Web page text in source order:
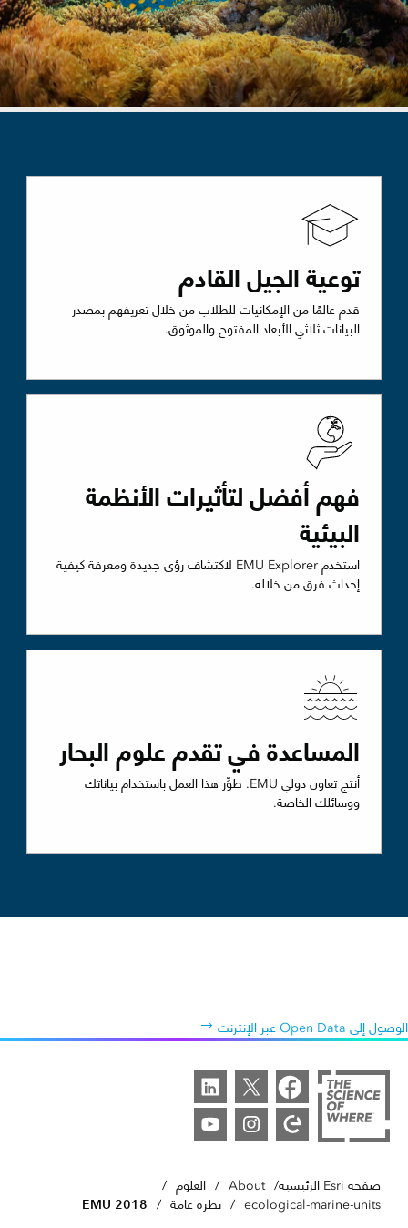
توعية الجيل القادم
قدم عالمًا من الإمكانيات للطلاب من خلال تعريفهم بمصدر
البيانات ثلاثي الأبعاد المفتوح والموثوق.
فهم أفضل لتأثيرات الأنظمة
البيئية
استخدم EMU Explorer لاكتشاف رؤى جديدة ومعرفة كيفية
إحداث فرق من خلاله.
المساعدة في تقدم علوم البحار
أنتج تعاون دولي EMU. طوِّر هذا العمل باستخدام بياناتك
ووسائلك الخاصة.
الوصول إلى Open Data عبر الإنترنت
صفحة Esri الرئيسية /
About
/ العلوم /
ecological-marine-units
/ نظرة عامة /
EMU 2018